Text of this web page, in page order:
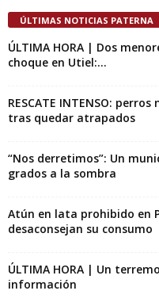
ÚLTIMAS NOTICIAS PATERNA
ÚLTIMA HORA | Dos
choque en Utiel:...
RESCATE INTENSO:
tras quedar atrapados
“Nos derretimos”: Un
grados a la sombra
Atún en lata prohibido en
desaconsejan su consumo
ÚLTIMA HORA | Un
información